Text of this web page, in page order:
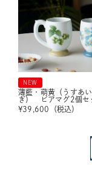
NEW
薄藍・萌黄（うすあい
ぎ） ビアマグ2個セ
¥39,600 （税込）